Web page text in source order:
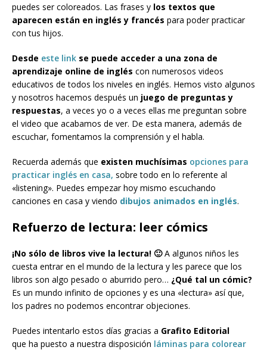
puedes ser coloreados. Las frases y los textos que
aparecen están en inglés y francés para poder practicar
con tus hijos.
Desde este link se puede acceder a una zona de
aprendizaje online de inglés con numerosos videos
educativos de todos los niveles en inglés. Hemos visto algunos
y nosotros hacemos después un juego de preguntas y
respuestas, a veces yo o a veces ellas me preguntan sobre
el video que acabamos de ver. De esta manera, además de
escuchar, fomentamos la comprensión y el habla.
Recuerda además que existen muchísimas opciones para
practicar inglés en casa, sobre todo en lo referente al
«listening». Puedes empezar hoy mismo escuchando
canciones en casa y viendo dibujos animados en inglés.
Refuerzo de lectura: leer cómics
¡No sólo de libros vive la lectura! 🙂A algunos niños les
cuesta entrar en el mundo de la lectura y les parece que los
libros son algo pesado o aburrido pero… ¿Qué tal un cómic?
Es un mundo infinito de opciones y es una «lectura» así que,
los padres no podemos encontrar objeciones.
Puedes intentarlo estos días gracias a Grafito Editorial
que ha puesto a nuestra disposición láminas para colorear